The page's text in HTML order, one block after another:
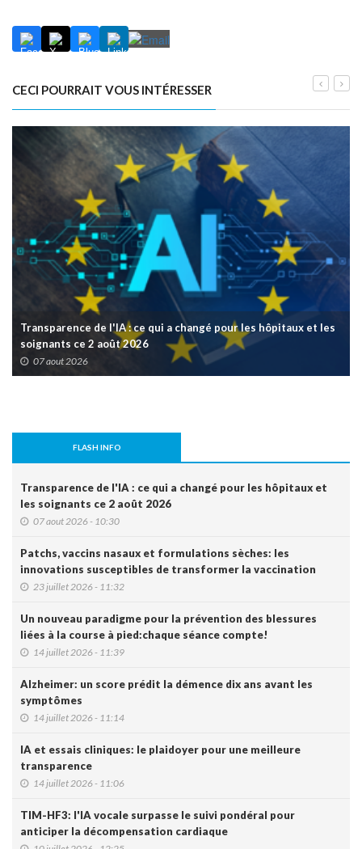
CECI POURRAIT VOUS INTÉRESSER
Transparence de l'IA : ce qui a changé pour les hôpitaux et les
soignants ce 2 août 2026
07 aout 2026
FLASH INFO
Transparence de l'IA : ce qui a changé pour les hôpitaux et
les soignants ce 2 août 2026
07 aout 2026 - 10:30
Patchs, vaccins nasaux et formulations sèches: les
innovations susceptibles de transformer la vaccination
23 juillet 2026 - 11:32
Un nouveau paradigme pour la prévention des blessures
liées à la course à pied:chaque séance compte!
14 juillet 2026 - 11:39
Alzheimer: un score prédit la démence dix ans avant les
symptômes
14 juillet 2026 - 11:14
IA et essais cliniques: le plaidoyer pour une meilleure
transparence
14 juillet 2026 - 11:06
TIM-HF3: l'IA vocale surpasse le suivi pondéral pour
anticiper la décompensation cardiaque